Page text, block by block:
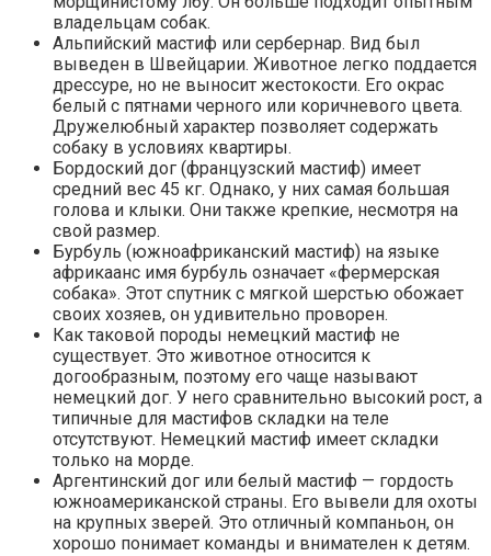
владельцам собак.
Альпийский мастиф или сербернар. Вид был
выведен в Швейцарии. Животное легко поддается
дрессуре, но не выносит жестокости. Его окрас
белый с пятнами черного или коричневого цвета.
Дружелюбный характер позволяет содержать
собаку в условиях квартиры.
Бордоский дог (французский мастиф) имеет
средний вес 45 кг. Однако, у них самая большая
голова и клыки. Они также крепкие, несмотря на
свой размер.
Бурбуль (южноафриканский мастиф) на языке
африкаанс имя бурбуль означает «фермерская
собака». Этот спутник с мягкой шерстью обожает
своих хозяев, он удивительно проворен.
Как таковой породы немецкий мастиф не
существует. Это животное относится к
догообразным, поэтому его чаще называют
немецкий дог. У него сравнительно высокий рост, а
типичные для мастифов складки на теле
отсутствуют. Немецкий мастиф имеет складки
только на морде.
Аргентинский дог или белый мастиф — гордость
южноамериканской страны. Его вывели для охоты
на крупных зверей. Это отличный компаньон, он
хорошо понимает команды и внимателен к детям.